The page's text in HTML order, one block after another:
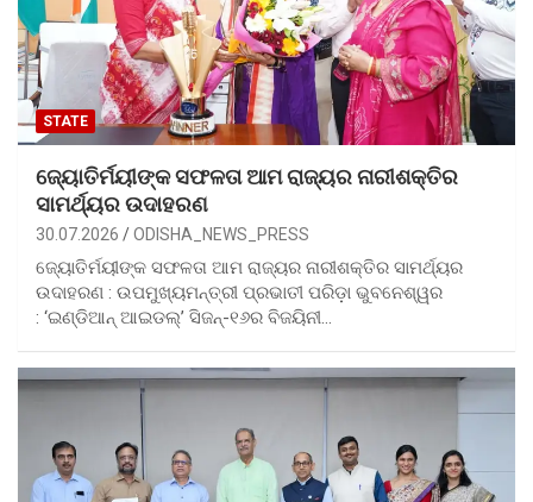
STATE
ଜ୍ୟୋତିର୍ମୟୀଙ୍କ ସଫଳତା ଆମ ରାଜ୍ୟର ନାରୀଶକ୍ତିର
ସାମର୍ଥ୍ୟର ଉଦାହରଣ
30.07.2026 ODISHA_NEWS_PRESS
ଜ୍ୟୋତିର୍ମୟୀଙ୍କ ସଫଳତା ଆମ ରାଜ୍ୟର ନାରୀଶକ୍ତିର ସାମର୍ଥ୍ୟର
ଉଦାହରଣ : ଉପମୁଖ୍ୟମନ୍ତ୍ରୀ ପ୍ରଭାତୀ ପରିଡ଼ା ଭୁବନେଶ୍ୱର
: ‘ଇଣ୍ଡିଆନ୍ ଆଇଡଲ୍’ ସିଜନ୍-୧୬ର ବିଜୟିନୀ…